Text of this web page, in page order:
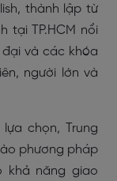
thành lập từ
tại TP.HCM nổi
và các khóa
người lớn và
chọn, Trung
phương pháp
khả năng giao